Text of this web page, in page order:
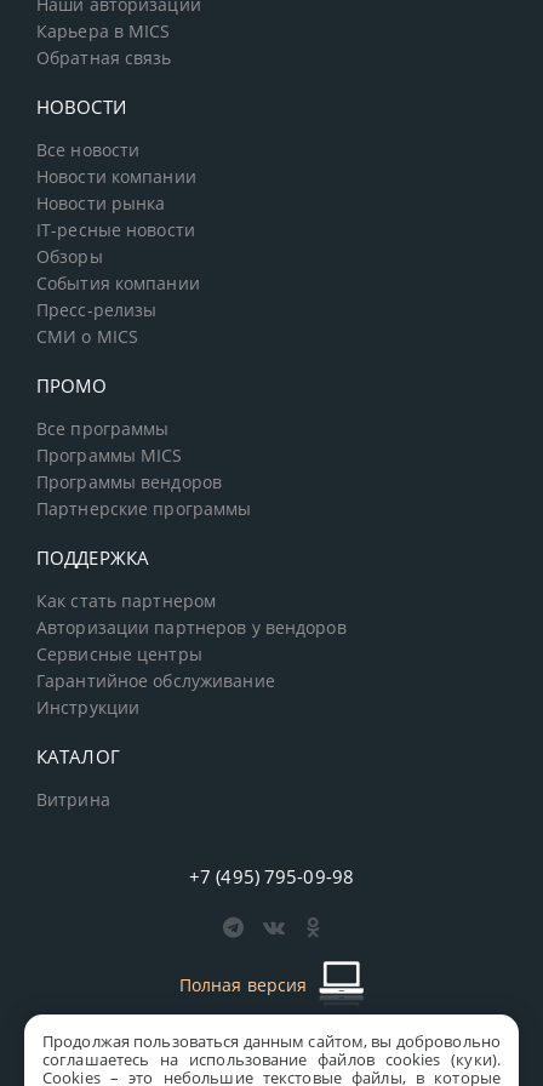
Продолжая пользоваться данным сайтом, вы добровольно
соглашаетесь на использование файлов cookies (куки).
Сookies – это небольшие текстовые файлы, в которые
Наши авторизации
Карьера в MICS
Обратная связь
НОВОСТИ
Все новости
Новости компании
Новости рынка
IT-ресные новости
Обзоры
События компании
Пресс-релизы
СМИ о MICS
ПРОМО
Все программы
Программы MICS
Программы вендоров
Партнерские программы
ПОДДЕРЖКА
Как стать партнером
Авторизации партнеров у вендоров
Сервисные центры
Гарантийное обслуживание
Инструкции
КАТАЛОГ
Витрина
+7 (495) 795-09-98
Полная версия
старая версия сайтаMICS